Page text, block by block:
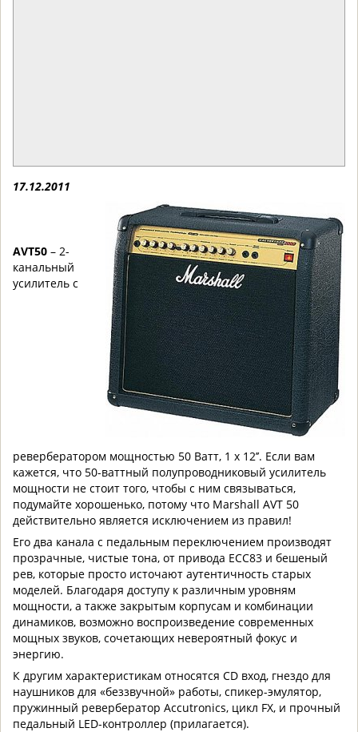
17.12.2011
AVT50 – 2-
канальный
усилитель с
ревербератором мощностью 50 Ватт, 1 x 12’’. Если вам
кажется, что 50-ваттный полупроводниковый усилитель
мощности не стоит того, чтобы с ним связываться,
подумайте хорошенько, потому что Marshall AVT 50
действительно является исключением из правил!
Его два канала с педальным переключением производят
прозрачные, чистые тона, от привода ECC83 и бешеный
рев, которые просто источают аутентичность старых
моделей. Благодаря доступу к различным уровням
мощности, а также закрытым корпусам и комбинации
динамиков, возможно воспроизведение современных
мощных звуков, сочетающих невероятный фокус и
энергию.
К другим характеристикам относятся CD вход, гнездо для
наушников для «беззвучной» работы, спикер-эмулятор,
пружинный ревербератор Accutronics, цикл FX, и прочный
педальный LED-контроллер (прилагается).